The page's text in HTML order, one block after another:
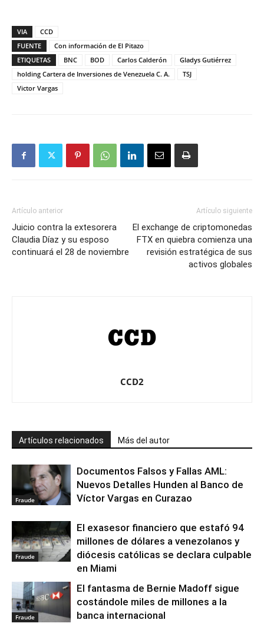
VIA
CCD
FUENTE
Con información de El Pitazo
ETIQUETAS
BNC BOD Carlos Calderón
Gladys Gutiérrez
holding Cartera de Inversiones de Venezuela C. A.
TSJ
Victor Vargas
Artículo anterior
Juicio contra la extesorera
Claudia Díaz y su esposo
continuará el 28 de noviembre
Artículo siguiente
El exchange de criptomonedas
FTX en quiebra comienza una
revisión estratégica de sus
activos globales
CCD2
Artículos relacionados Más del autor
Fraude
Documentos Falsos y Fallas AML:
Nuevos Detalles Hunden al Banco de
Víctor Vargas en Curazao
Fraude
El exasesor financiero que estafó 94
millones de dólares a venezolanos y
diócesis católicas se declara culpable
en Miami
Fraude
El fantasma de Bernie Madoff sigue
costándole miles de millones a la
banca internacional